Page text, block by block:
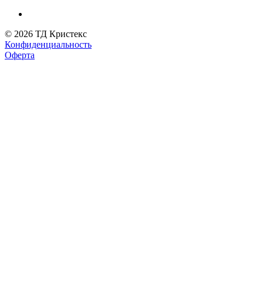
© 2026 ТД Кристекс
Конфиденциальность
Оферта